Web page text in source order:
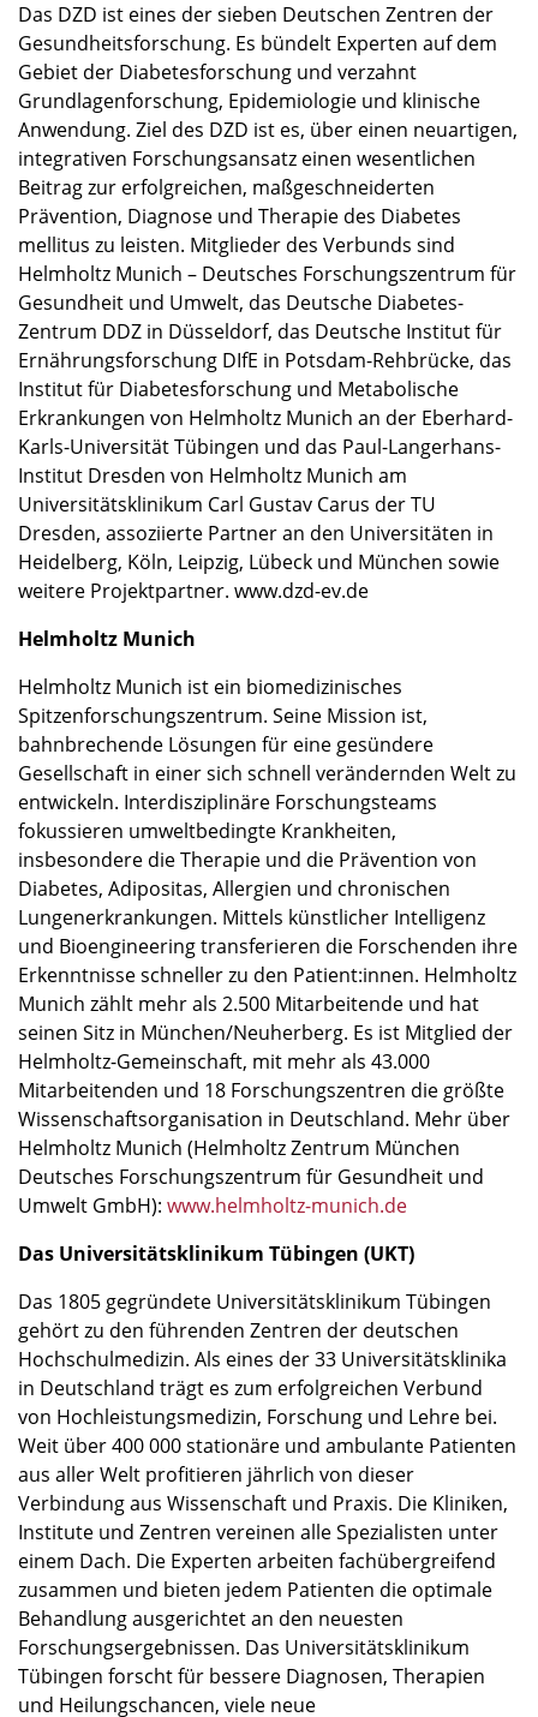
Das DZD ist eines der sieben Deutschen Zentren der
Gesundheitsforschung. Es bündelt Experten auf dem
Gebiet der Diabetesforschung und verzahnt
Grundlagenforschung, Epidemiologie und klinische
Anwendung. Ziel des DZD ist es, über einen neuartigen,
integrativen Forschungsansatz einen wesentlichen
Beitrag zur erfolgreichen, maßgeschneiderten
Prävention, Diagnose und Therapie des Diabetes
mellitus zu leisten. Mitglieder des Verbunds sind
Helmholtz Munich – Deutsches Forschungszentrum für
Gesundheit und Umwelt, das Deutsche Diabetes-
Zentrum DDZ in Düsseldorf, das Deutsche Institut für
Ernährungsforschung DIfE in Potsdam-Rehbrücke, das
Institut für Diabetesforschung und Metabolische
Erkrankungen von Helmholtz Munich an der Eberhard-
Karls-Universität Tübingen und das Paul-Langerhans-
Institut Dresden von Helmholtz Munich am
Universitätsklinikum Carl Gustav Carus der TU
Dresden, assoziierte Partner an den Universitäten in
Heidelberg, Köln, Leipzig, Lübeck und München sowie
weitere Projektpartner. www.dzd-ev.de
Helmholtz Munich
Helmholtz Munich ist ein biomedizinisches
Spitzenforschungszentrum. Seine Mission ist,
bahnbrechende Lösungen für eine gesündere
Gesellschaft in einer sich schnell verändernden Welt zu
entwickeln. Interdisziplinäre Forschungsteams
fokussieren umweltbedingte Krankheiten,
insbesondere die Therapie und die Prävention von
Diabetes, Adipositas, Allergien und chronischen
Lungenerkrankungen. Mittels künstlicher Intelligenz
und Bioengineering transferieren die Forschenden ihre
Erkenntnisse schneller zu den Patient:innen. Helmholtz
Munich zählt mehr als 2.500 Mitarbeitende und hat
seinen Sitz in München/Neuherberg. Es ist Mitglied der
Helmholtz-Gemeinschaft, mit mehr als 43.000
Mitarbeitenden und 18 Forschungszentren die größte
Wissenschaftsorganisation in Deutschland. Mehr über
Helmholtz Munich (Helmholtz Zentrum München
Deutsches Forschungszentrum für Gesundheit und
Umwelt GmbH): www.helmholtz-munich.de
Das Universitätsklinikum Tübingen (UKT)
Das 1805 gegründete Universitätsklinikum Tübingen
gehört zu den führenden Zentren der deutschen
Hochschulmedizin. Als eines der 33 Universitätsklinika
in Deutschland trägt es zum erfolgreichen Verbund
von Hochleistungsmedizin, Forschung und Lehre bei.
Weit über 400 000 stationäre und ambulante Patienten
aus aller Welt profitieren jährlich von dieser
Verbindung aus Wissenschaft und Praxis. Die Kliniken,
Institute und Zentren vereinen alle Spezialisten unter
einem Dach. Die Experten arbeiten fachübergreifend
zusammen und bieten jedem Patienten die optimale
Behandlung ausgerichtet an den neuesten
Forschungsergebnissen. Das Universitätsklinikum
Tübingen forscht für bessere Diagnosen, Therapien
und Heilungschancen, viele neue